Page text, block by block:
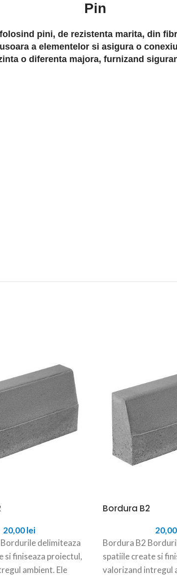
Pin
pini, de rezistenta marita, din
a elementelor si asigura o
o diferenta majora, furnizand
20,00lei
delimiteaza
si finiseaza proiectul,
ambient. Ele
Bordura B2
20,00
Bordura B2
spatiile create si
valorizand intregul